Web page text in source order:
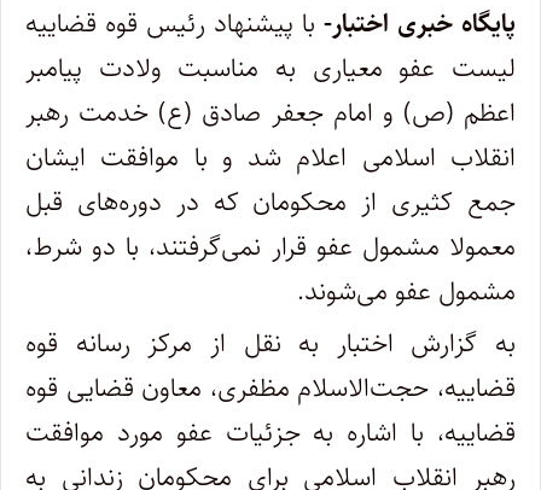
پایگاه خبری اختبار- با پیشنهاد رئیس قوه قضاییه
لیست عفو معیاری به مناسبت ولادت پیامبر
اعظم (ص) و امام جعفر صادق (ع) خدمت رهبر
انقلاب اسلامی اعلام شد و با موافقت ایشان
جمع کثیری از محکومان که در دوره‌های قبل
معمولا مشمول عفو قرار نمی‌گرفتند، با دو شرط،
مشمول عفو می‌شوند.
به گزارش اختبار به نقل از مرکز رسانه قوه
قضاییه، حجت‌الاسلام مظفری، معاون قضایی قوه
قضاییه، با اشاره به جزئیات عفو مورد موافقت
رهبر انقلاب اسلامی برای محکومان زندانی به